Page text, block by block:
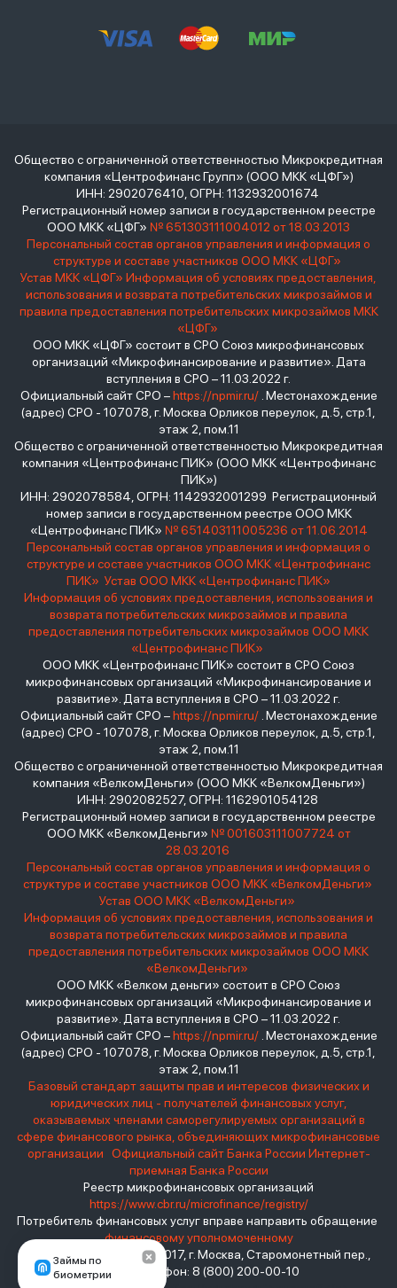
Займы по
биометрии
Общество с ограниченной ответственностью Микрокредитная
компания «Центрофинанс Групп» (ООО МКК «ЦФГ»)
ИНН: 2902076410, ОГРН: 1132932001674
Регистрационный номер записи в государственном реестре
ООО МКК «ЦФГ» № 651303111004012 от 18.03.2013
Персональный состав органов управления и информация о
структуре и составе участников ООО МКК «ЦФГ»
Устав МКК «ЦФГ» Информация об условиях предоставления,
использования и возврата потребительских микрозаймов и
правила предоставления потребительских микрозаймов МКК
«ЦФГ»
ООО МКК «ЦФГ» состоит в СРО Союз микрофинансовых
организаций «Микрофинансирование и развитие». Дата
вступления в СРО – 11.03.2022 г.
Официальный сайт СРО –https://npmir.ru/. Местонахождение
(адрес) СРО - 107078, г. Москва Орликов переулок, д.5, стр.1,
этаж 2, пом.11
Общество с ограниченной ответственностью Микрокредитная
компания «Центрофинанс ПИК» (ООО МКК «Центрофинанс
ПИК»)
ИНН: 2902078584, ОГРН: 1142932001299 Регистрационный
номер записи в государственном реестре ООО МКК
«Центрофинанс ПИК» № 651403111005236 от 11.06.2014
Персональный состав органов управления и информация о
структуре и составе участников ООО МКК «Центрофинанс
ПИК» Устав ООО МКК «Центрофинанс ПИК»
Информация об условиях предоставления, использования и
возврата потребительских микрозаймов и правила
предоставления потребительских микрозаймов ООО МКК
«Центрофинанс ПИК»
ООО МКК «Центрофинанс ПИК» состоит в СРО Союз
микрофинансовых организаций «Микрофинансирование и
развитие». Дата вступления в СРО – 11.03.2022 г.
Официальный сайт СРО –https://npmir.ru/. Местонахождение
(адрес) СРО - 107078, г. Москва Орликов переулок, д.5, стр.1,
этаж 2, пом.11
Общество с ограниченной ответственностью Микрокредитная
компания «ВелкомДеньги» (ООО МКК «ВелкомДеньги»)
ИНН: 2902082527, ОГРН: 1162901054128
Регистрационный номер записи в государственном реестре
ООО МКК «ВелкомДеньги» № 001603111007724 от
28.03.2016
Персональный состав органов управления и информация о
структуре и составе участников ООО МКК «ВелкомДеньги»
Устав ООО МКК «ВелкомДеньги»
Информация об условиях предоставления, использования и
возврата потребительских микрозаймов и правила
предоставления потребительских микрозаймов ООО МКК
«ВелкомДеньги»
ООО МКК «Велком деньги» состоит в СРО Союз
микрофинансовых организаций «Микрофинансирование и
развитие». Дата вступления в СРО – 11.03.2022 г.
Официальный сайт СРО –https://npmir.ru/. Местонахождение
(адрес) СРО - 107078, г. Москва Орликов переулок, д.5, стр.1,
этаж 2, пом.11
Базовый стандарт защиты прав и интересов физических и
юридических лиц - получателей финансовых услуг,
оказываемых членами саморегулируемых организаций в
сфере финансового рынка, объединяющих микрофинансовые
организации
Официальный сайт Банка России Интернет-
приемная Банка России
Реестр микрофинансовых организаций
https://www.cbr.ru/microfinance/registry/
Потребитель финансовых услуг вправе направить обращение
финансовому уполномоченному
Место нахождения: 119017, г. Москва, Старомонетный пер.,
дом 3 Телефон: 8 (800) 200-00-10